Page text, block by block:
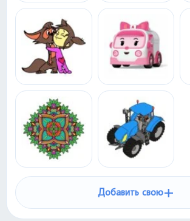
Добавить свою+